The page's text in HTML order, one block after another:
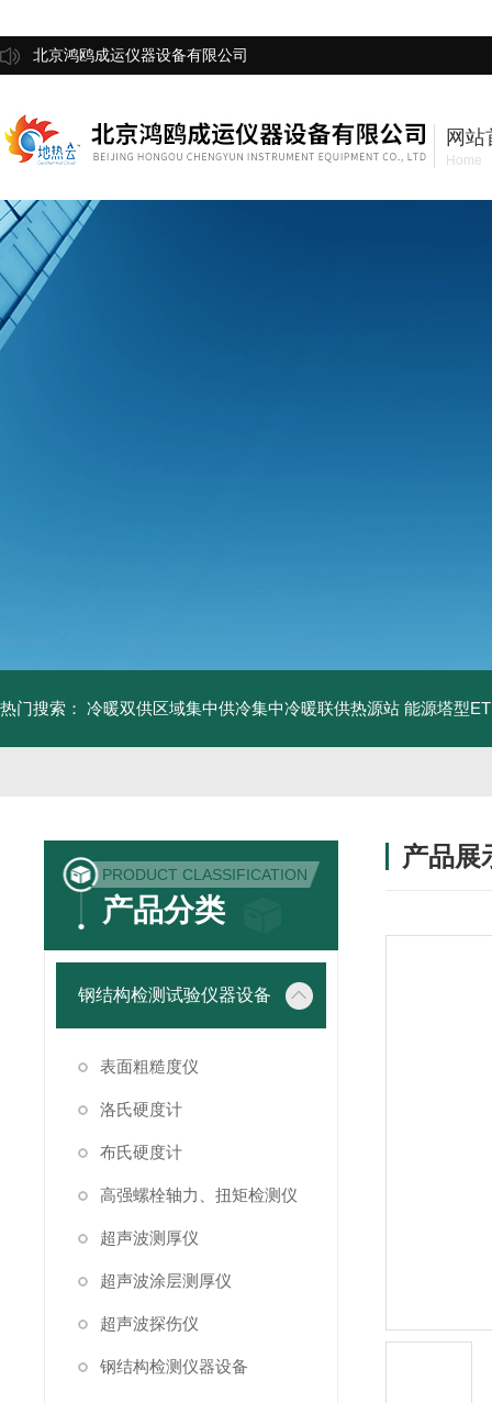
北京鸿鸥成运仪器设备有限公司
网站
Home
热门搜索： 冷暖双供区域集中供冷集中冷暖联供热源站 能源塔型
PRODUCT CLASSIFICATION
产品分类
钢结构检测试验仪器设备
表面粗糙度仪
洛氏硬度计
布氏硬度计
高强螺栓轴力、扭矩检测仪
超声波测厚仪
超声波涂层测厚仪
超声波探伤仪
钢结构检测仪器设备
产品展